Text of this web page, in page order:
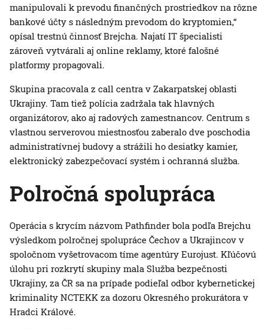
manipulovali k prevodu finančných prostriedkov na rôzne
bankové účty s následným prevodom do kryptomien,“
opísal trestnú činnosť Brejcha. Najatí IT špecialisti
zároveň vytvárali aj online reklamy, ktoré falošné
platformy propagovali.
Skupina pracovala z call centra v Zakarpatskej oblasti
Ukrajiny. Tam tiež polícia zadržala tak hlavných
organizátorov, ako aj radových zamestnancov. Centrum s
vlastnou serverovou miestnosťou zaberalo dve poschodia
administratívnej budovy a strážili ho desiatky kamier,
elektronický zabezpečovací systém i ochranná služba.
Polročná spolupráca
Operácia s krycím názvom Pathfinder bola podľa Brejchu
výsledkom polročnej spolupráce Čechov a Ukrajincov v
spoločnom vyšetrovacom tíme agentúry Eurojust. Kľúčovú
úlohu pri rozkrytí skupiny mala Služba bezpečnosti
Ukrajiny, za ČR sa na prípade podieľal odbor kybernetickej
kriminality NCTEKK za dozoru Okresného prokurátora v
Hradci Králové.